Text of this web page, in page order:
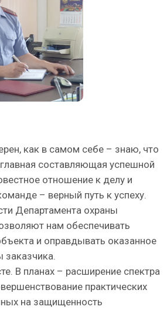
как в самом себе – знаю, что
составляющая успешной
отношение к делу и
– верный путь к успеху.
Департамента охраны
нам обеспечивать
и оправдывать оказанное
заказчика.
В планах – расширение спектра
практических
на защищенность